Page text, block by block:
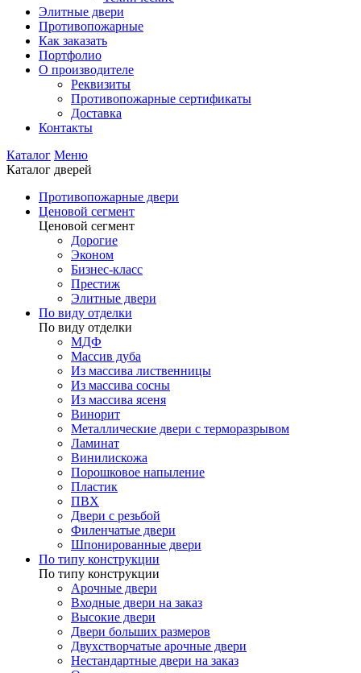
Элитные двери
Противопожарные
Как заказать
Портфолио
О производителе
Реквизиты
Противопожарные сертификаты
Доставка
Контакты
Каталог Меню
Каталог дверей
Противопожарные двери
Ценовой сегмент
Ценовой сегмент
Дорогие
Эконом
Бизнес-класс
Престиж
Элитные двери
По виду отделки
По виду отделки
МДФ
Массив дуба
Из массива лиственницы
Из массива сосны
Из массива ясеня
Винорит
Металлические двери с терморазрывом
Ламинат
Винилискожа
Порошковое напыление
Пластик
ПВХ
Двери с резьбой
Филенчатые двери
Шпонированные двери
По типу конструкции
По типу конструкции
Арочные двери
Входные двери на заказ
Высокие двери
Двери больших размеров
Двухстворчатые арочные двери
Нестандартные двери на заказ